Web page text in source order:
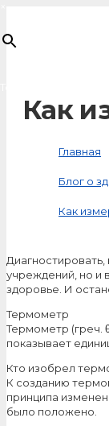
Как
Главная
Блог о
Как
учреждений, но и
здоровье. И
Термометр
Термометр (греч.
показывает
Кто изобрел
К созданию
принципа
было положено.